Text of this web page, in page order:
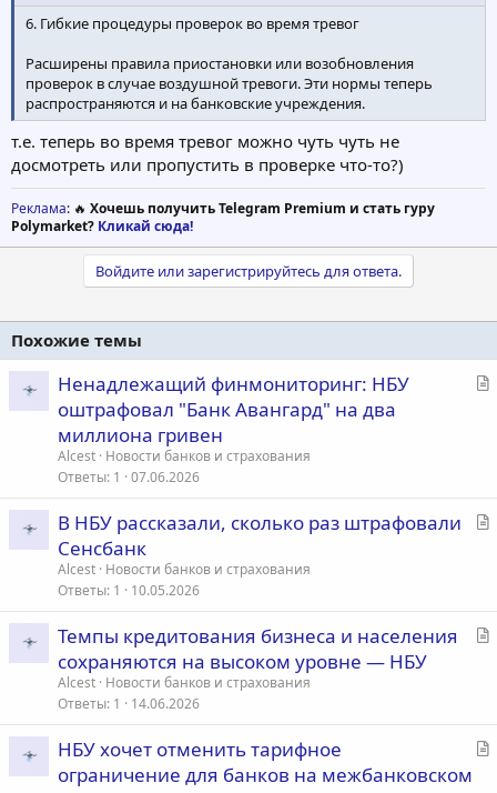
6. Гибкие процедуры проверок во время тревог
Расширены правила приостановки или возобновления
проверок в случае воздушной тревоги. Эти нормы теперь
распространяются и на банковские учреждения.
т.е. теперь во время тревог можно чуть чуть не
досмотреть или пропустить в проверке что-то?)
Реклама: 🔥 Хочешь получить Telegram Premium и стать гуру
Polymarket? Кликай сюда!
Войдите или зарегистрируйтесь для ответа.
Похожие темы
С
Ненадлежащий финмониторинг: НБУ
оштрафовал "Банк Авангард" на два
миллиона гривен
Alcest Новости банков и страхования
Ответы 1 07.06.2026
С
я
В НБУ рассказали, сколько раз штрафовали
Сенсбанк
Alcest Новости банков и страхования
Ответы 1 10.05.2026
С
я
Темпы кредитования бизнеса и населения
сохраняются на высоком уровне — НБУ
Alcest Новости банков и страхования
Ответы 1 14.06.2026
С
НБУ хочет отменить тарифное
ограничение для банков на межбанковском